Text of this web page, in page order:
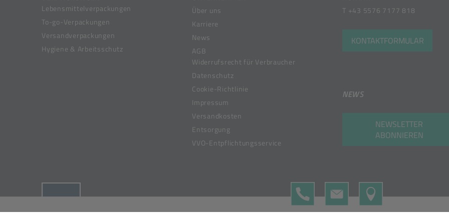
Lebensmittelverpackungen
To-go-Verpackungen
Versandverpackungen
Hygiene & Arbeitsschutz
Über uns
Karriere
News
AGB
Widerrufsrecht für Verbraucher
Datenschutz
Cookie-Richtlinie
Impressum
Versandkosten
Entsorgung
VVO-Entpflichtungsservice
T +43 5576 7177 818
KONTAKTFORMULAR
NEWS
NEWSLETTER
ABONNIEREN
© 2019-2026 Meier Verpackungen GmbH, Member of the Bunzl Group
TELEFON KONTAKTFORMULAR
MAP